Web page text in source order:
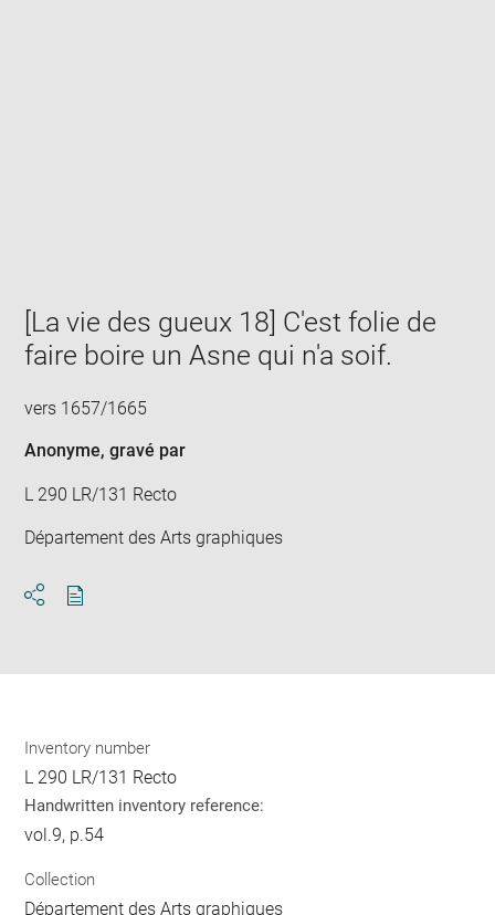
window
[La vie des gueux 18] C'est folie de
faire boire un Asne qui n'a soif.
vers 1657/1665
Anonyme, gravé par
L 290 LR/131 Recto
Département des Arts graphiques
Inventory number
L 290 LR/131 Recto
Handwritten inventory reference:
vol.9, p.54
Collection
Département des Arts graphiques